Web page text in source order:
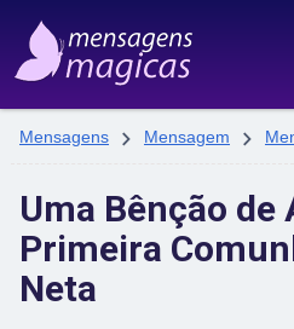
Mensagens  Mensagem 
Uma Bênção de
Primeira
Neta